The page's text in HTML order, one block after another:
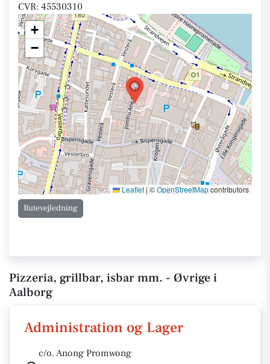
CVR: 45530310
+
−
Leaflet | ©OpenStreetMapcontributors
Rutevejledning
Pizzeria, grillbar, isbar mm. - Øvrige i
Aalborg
Administration og Lager
c/o. Anong Promwong